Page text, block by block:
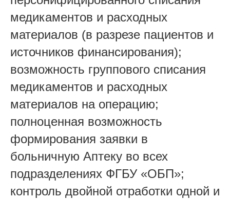
медикаментов и расходных
материалов (в разрезе пациентов и
источников финансирования);
возможность группового списания
медикаментов и расходных
материалов на операцию;
полноценная возможность
формирования заявки в
больничную Аптеку во всех
подразделениях ФГБУ «ОБП»;
контроль двойной отработки одной и